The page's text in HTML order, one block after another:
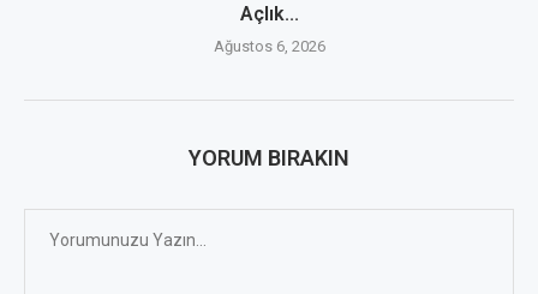
Açlık...
Ağustos 6, 2026
YORUM BIRAKIN